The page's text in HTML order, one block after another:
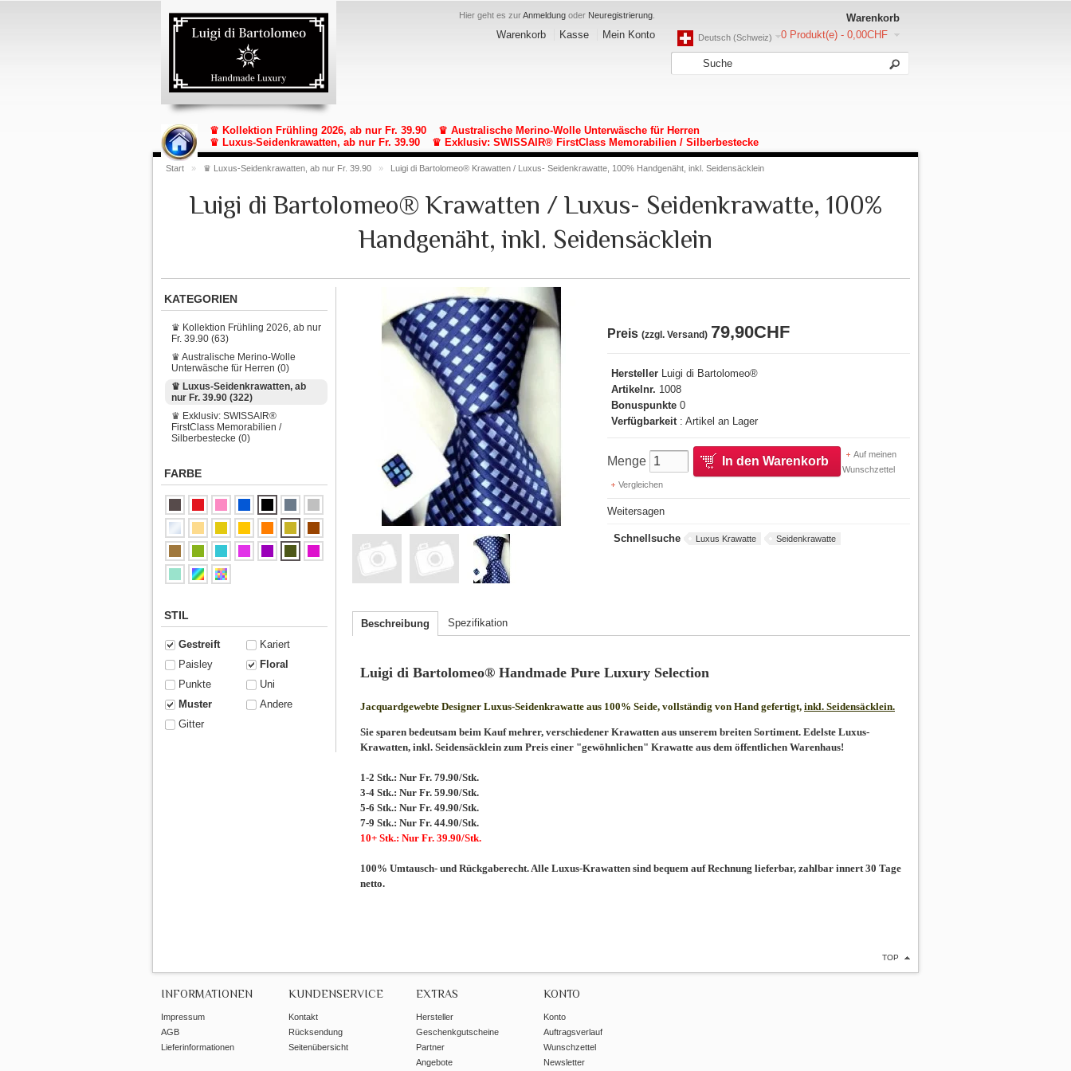
Hier geht es zurAnmeldung oder Neuregistrierung
Warenkorb Kasse Mein Konto
Warenkorb
0 Produkt(e) - 0,00CHF
Deutsch (Schweiz)
♛ Kollektion Frühling 2026, ab nur Fr. 39.90
♛ Australische Merino-Wolle Unterwäsche für Herren
♛ Luxus-Seidenkrawatten, ab nur Fr. 39.90
♛ Exklusiv: SWISSAIR® FirstClass Memorabilien / Silberbestecke
Start » ♛ Luxus-Seidenkrawatten, ab nur Fr. 39.90 » Luigi di Bartolomeo® Krawatten / Luxus- Seidenkrawatte, 100% Handgenäht, inkl. Seidensäcklein
Luigi di Bartolomeo® Krawatten / Luxus- Seidenkrawatte, 100%
Handgenäht, inkl. Seidensäcklein
Preis (zzgl. Versand) 79,90CHF
Hersteller Luigi di Bartolomeo®
Artikelnr. 1008
Bonuspunkte 0
Verfügbarkeit : Artikel an Lager
Menge In den Warenkorb
Auf meinen
Wunschzettel
Vergleichen
Weitersagen
Schnellsuche Luxus Krawatte Seidenkrawatte
Beschreibung Spezifikation
Luigi di Bartolomeo® Handmade Pure Luxury Selection
Jacquardgewebte Designer Luxus-Seidenkrawatte aus 100% Seide, vollständig von Hand gefertigt, inkl. Seidensäcklein.
Sie sparen bedeutsam beim Kauf mehrer, verschiedener Krawatten aus unserem breiten Sortiment. Edelste Luxus-
Krawatten, inkl. Seidensäcklein zum Preis einer "gewöhnlichen" Krawatte aus dem öffentlichen Warenhaus!
1-2 Stk.: Nur Fr. 79.90/Stk.
3-4 Stk.: Nur Fr. 59.90/Stk.
5-6 Stk.: Nur Fr. 49.90/Stk.
7-9 Stk.: Nur Fr. 44.90/Stk.
10+ Stk.: Nur Fr. 39.90/Stk.
100% Umtausch- und Rückgaberecht. Alle Luxus-Krawatten sind bequem auf Rechnung lieferbar, zahlbar innert 30 Tage
netto.
KATEGORIEN
♛ Kollektion Frühling 2026, ab nur
Fr. 39.90 (63)
♛ Australische Merino-Wolle
Unterwäsche für Herren (0)
♛ Luxus-Seidenkrawatten, ab
nur Fr. 39.90 (322)
♛ Exklusiv: SWISSAIR®
FirstClass Memorabilien /
Silberbestecke (0)
FARBE
STIL
Gestreift
Kariert
Paisley
Floral
Punkte
Uni
Muster
Andere
Gitter
TOP
INFORMATIONEN
Impressum
AGB
Lieferinformationen
KUNDENSERVICE
Kontakt
Rücksendung
Seitenübersicht
EXTRAS
Hersteller
Geschenkgutscheine
Partner
Angebote
KONTO
Konto
Auftragsverlauf
Wunschzettel
Newsletter